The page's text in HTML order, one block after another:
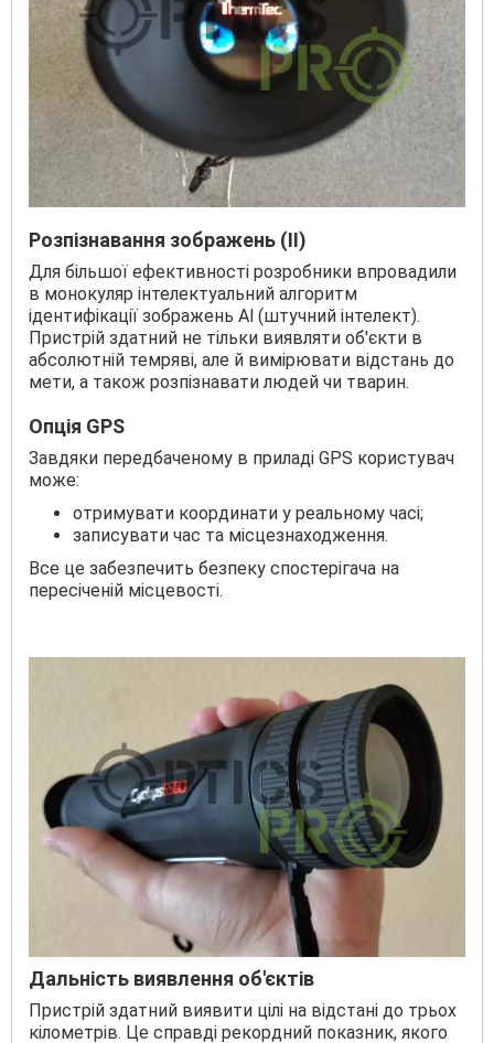
Розпізнавання зображень (ІІ)
Для більшої ефективності розробники впровадили
в монокуляр інтелектуальний алгоритм
ідентифікації зображень Al (штучний інтелект).
Пристрій здатний не тільки виявляти об'єкти в
абсолютній темряві, але й вимірювати відстань до
мети, а також розпізнавати людей чи тварин.
Опція GPS
Завдяки передбаченому в приладі GPS користувач
може:
отримувати координати у реальному часі;
записувати час та місцезнаходження.
Все це забезпечить безпеку спостерігача на
пересіченій місцевості.
Дальність виявлення об'єктів
Пристрій здатний виявити цілі на відстані до трьох
кілометрів. Це справді рекордний показник, якого